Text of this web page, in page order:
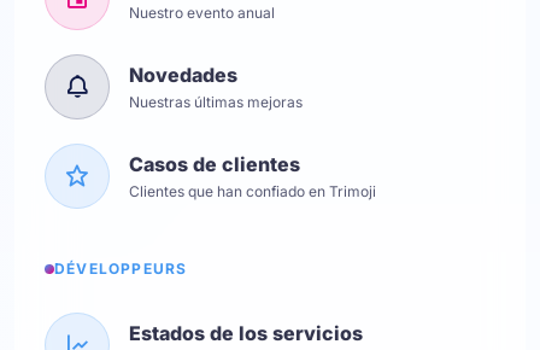
Nuestro evento anual
Novedades
Nuestras últimas mejoras
Casos de clientes
Clientes que han confiado en Trimoji
DÉVELOPPEURS
Estados de los servicios